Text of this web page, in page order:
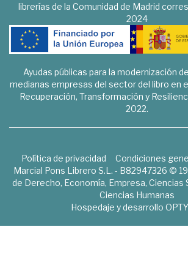
librerías de la Comunidad de Madrid
2024
Ayudas públicas para la modernización
medianas empresas del sector del libro en
Recuperación, Transformación y
2022.
Política de privacidad Condiciones
Marcial Pons Librero S.L. - B82947326 ©
de Derecho, Economía, Empresa, Ciencias
Ciencias Humanas
Hospedaje y desarrollo